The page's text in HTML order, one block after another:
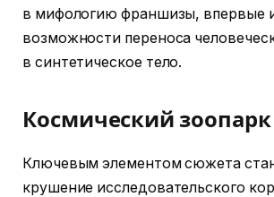
в мифологию франшизы, впервые
возможности переноса
в синтетическое тело.
Космический
Ключевым элементом сюжета
крушение исследовательского